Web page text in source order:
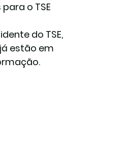
o TSE
do TSE,
estão em